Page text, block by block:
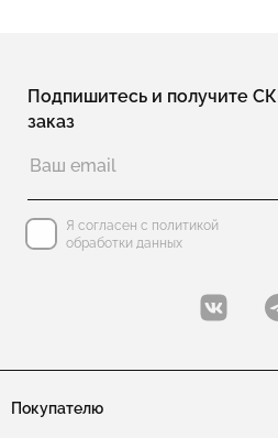
Подпишитесь и получите
заказ
Я согласен с политикой
обработки данных
Покупателю